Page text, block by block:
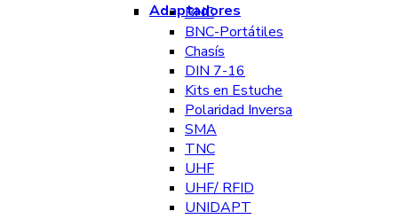
Adaptadores
BNC
BNC-Portátiles
Chasís
DIN 7-16
Kits en Estuche
Polaridad Inversa
SMA
TNC
UHF
UHF/ RFID
UNIDAPT